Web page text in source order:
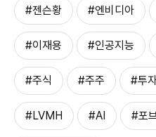
#젠슨황 #엔비디아
#이재용 #인공지능
#주식 #주주 #투
#LVMH #AI #포